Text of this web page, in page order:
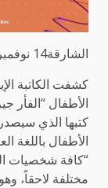
الشارقة14 نوفمبر 2020،
كشفت الكاتبة
الأطفال “الفأر
كتبها الذي
الأطفال باللغة
“كافة شخصيات
مختلفة لاحقاً،